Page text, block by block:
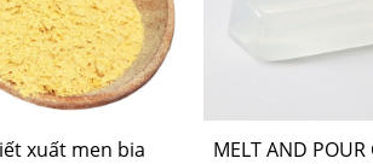
xuất men bia
MELT AND POUR